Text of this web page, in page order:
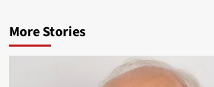
More Stories